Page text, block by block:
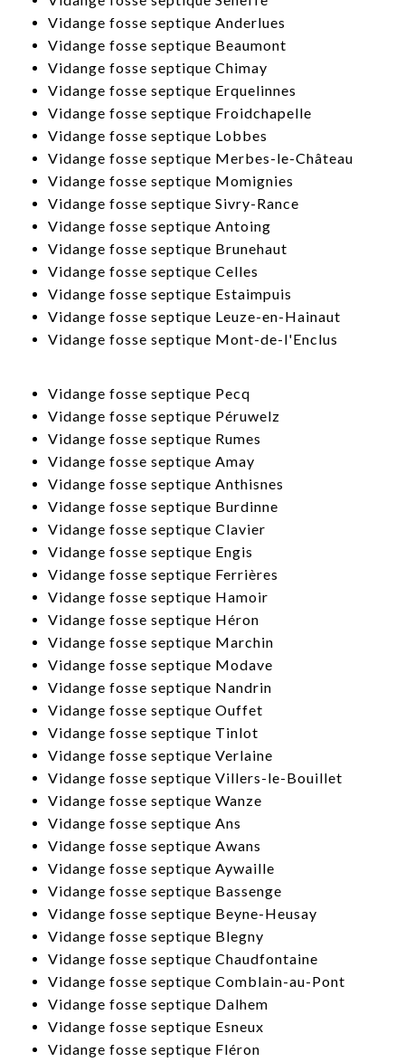
​Vidange fosse septique Anderlues
​Vidange fosse septique Beaumont
​Vidange fosse septique Chimay
​Vidange fosse septique Erquelinnes
​Vidange fosse septique Froidchapelle
​Vidange fosse septique Lobbes
​Vidange fosse septique Merbes-le-Château
Vidange fosse septique Momignies
​Vidange fosse septique Sivry-Rance
Vidange fosse septique Antoing
Vidange fosse septique Brunehaut
​Vidange fosse septique Celles
​Vidange fosse septique Estaimpuis
​Vidange fosse septique Leuze-en-Hainaut
Vidange fosse septique Mont-de-l'Enclus
Vidange fosse septique Pecq
​Vidange fosse septique Péruwelz
​Vidange fosse septique Rumes
​Vidange fosse septique Amay
​Vidange fosse septique Anthisnes
​Vidange fosse septique Burdinne
​Vidange fosse septique Clavier
​Vidange fosse septique Engis
​Vidange fosse septique Ferrières
​Vidange fosse septique Hamoir
​Vidange fosse septique Héron
​Vidange fosse septique Marchin
​Vidange fosse septique Modave
​Vidange fosse septique Nandrin
​Vidange fosse septique Ouffet
​Vidange fosse septique Tinlot
Vidange fosse septique Verlaine
​Vidange fosse septique Villers-le-Bouillet
​Vidange fosse septique Wanze
​Vidange fosse septique Ans
​Vidange fosse septique Awans
​Vidange fosse septique Aywaille
​Vidange fosse septique Bassenge
​Vidange fosse septique Beyne-Heusay
​Vidange fosse septique Blegny
​Vidange fosse septique Chaudfontaine
​Vidange fosse septique Comblain-au-Pont
Vidange fosse septique Dalhem
Vidange fosse septique Esneux
​Vidange fosse septique Fléron